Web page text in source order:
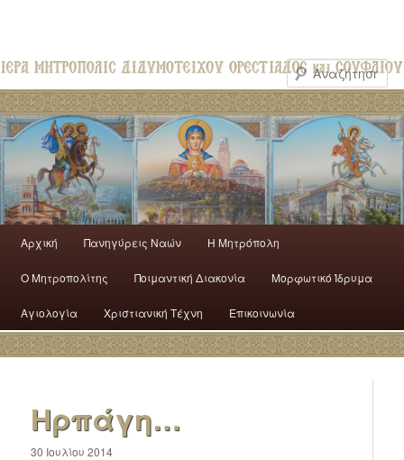
Αρχική Πανηγύρεις Ναών H Mητρόπολη
Ο Mητροπολίτης Ποιμαντική Διακονία Μορφωτικό Ίδρυμα
Αγιολογία Χριστιανική Τέχνη Επικοινωνία
Ηρπάγη…
30 Ιουλίου 2014